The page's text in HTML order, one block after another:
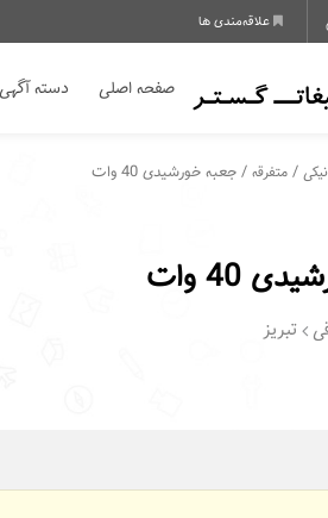
علاقه‌مندی ها
صفحه اصلی دسته
/ متفرقه / جعبه خورشیدی 40 وات
40 وات
تبریز